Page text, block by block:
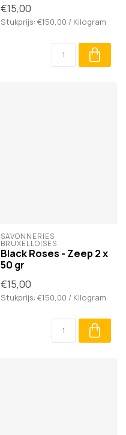
€15,00
Stukprijs: €150,00 / Kilogram
SAVONNERIES
BRUXELLOISES
Black Roses - Zeep 2 x
50 gr
€15,00
Stukprijs: €150,00 / Kilogram